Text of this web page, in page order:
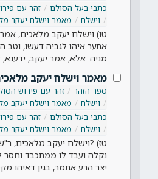
כתבי בעל הסולם
זהר עם
וישלח
מאמר וישלח יעקב
טו) וישלח יעקב מלאכים,
אתער איהו לגביה דעשו, וטב
מניה. אלא, אמר יעקב, ידענא,
מאמר וישלח יעקב
ספר הזהר זהר עם פירוש
וישלח
מאמר וישלח יעקב
כתבי בעל הסולם
זהר עם
וישלח
מאמר וישלח יעקב
טז) ?וישלח יעקב מלאכים,
נקלה ועבד לו ממתכבד
יצר הרע אתמר, בגין דאיהו